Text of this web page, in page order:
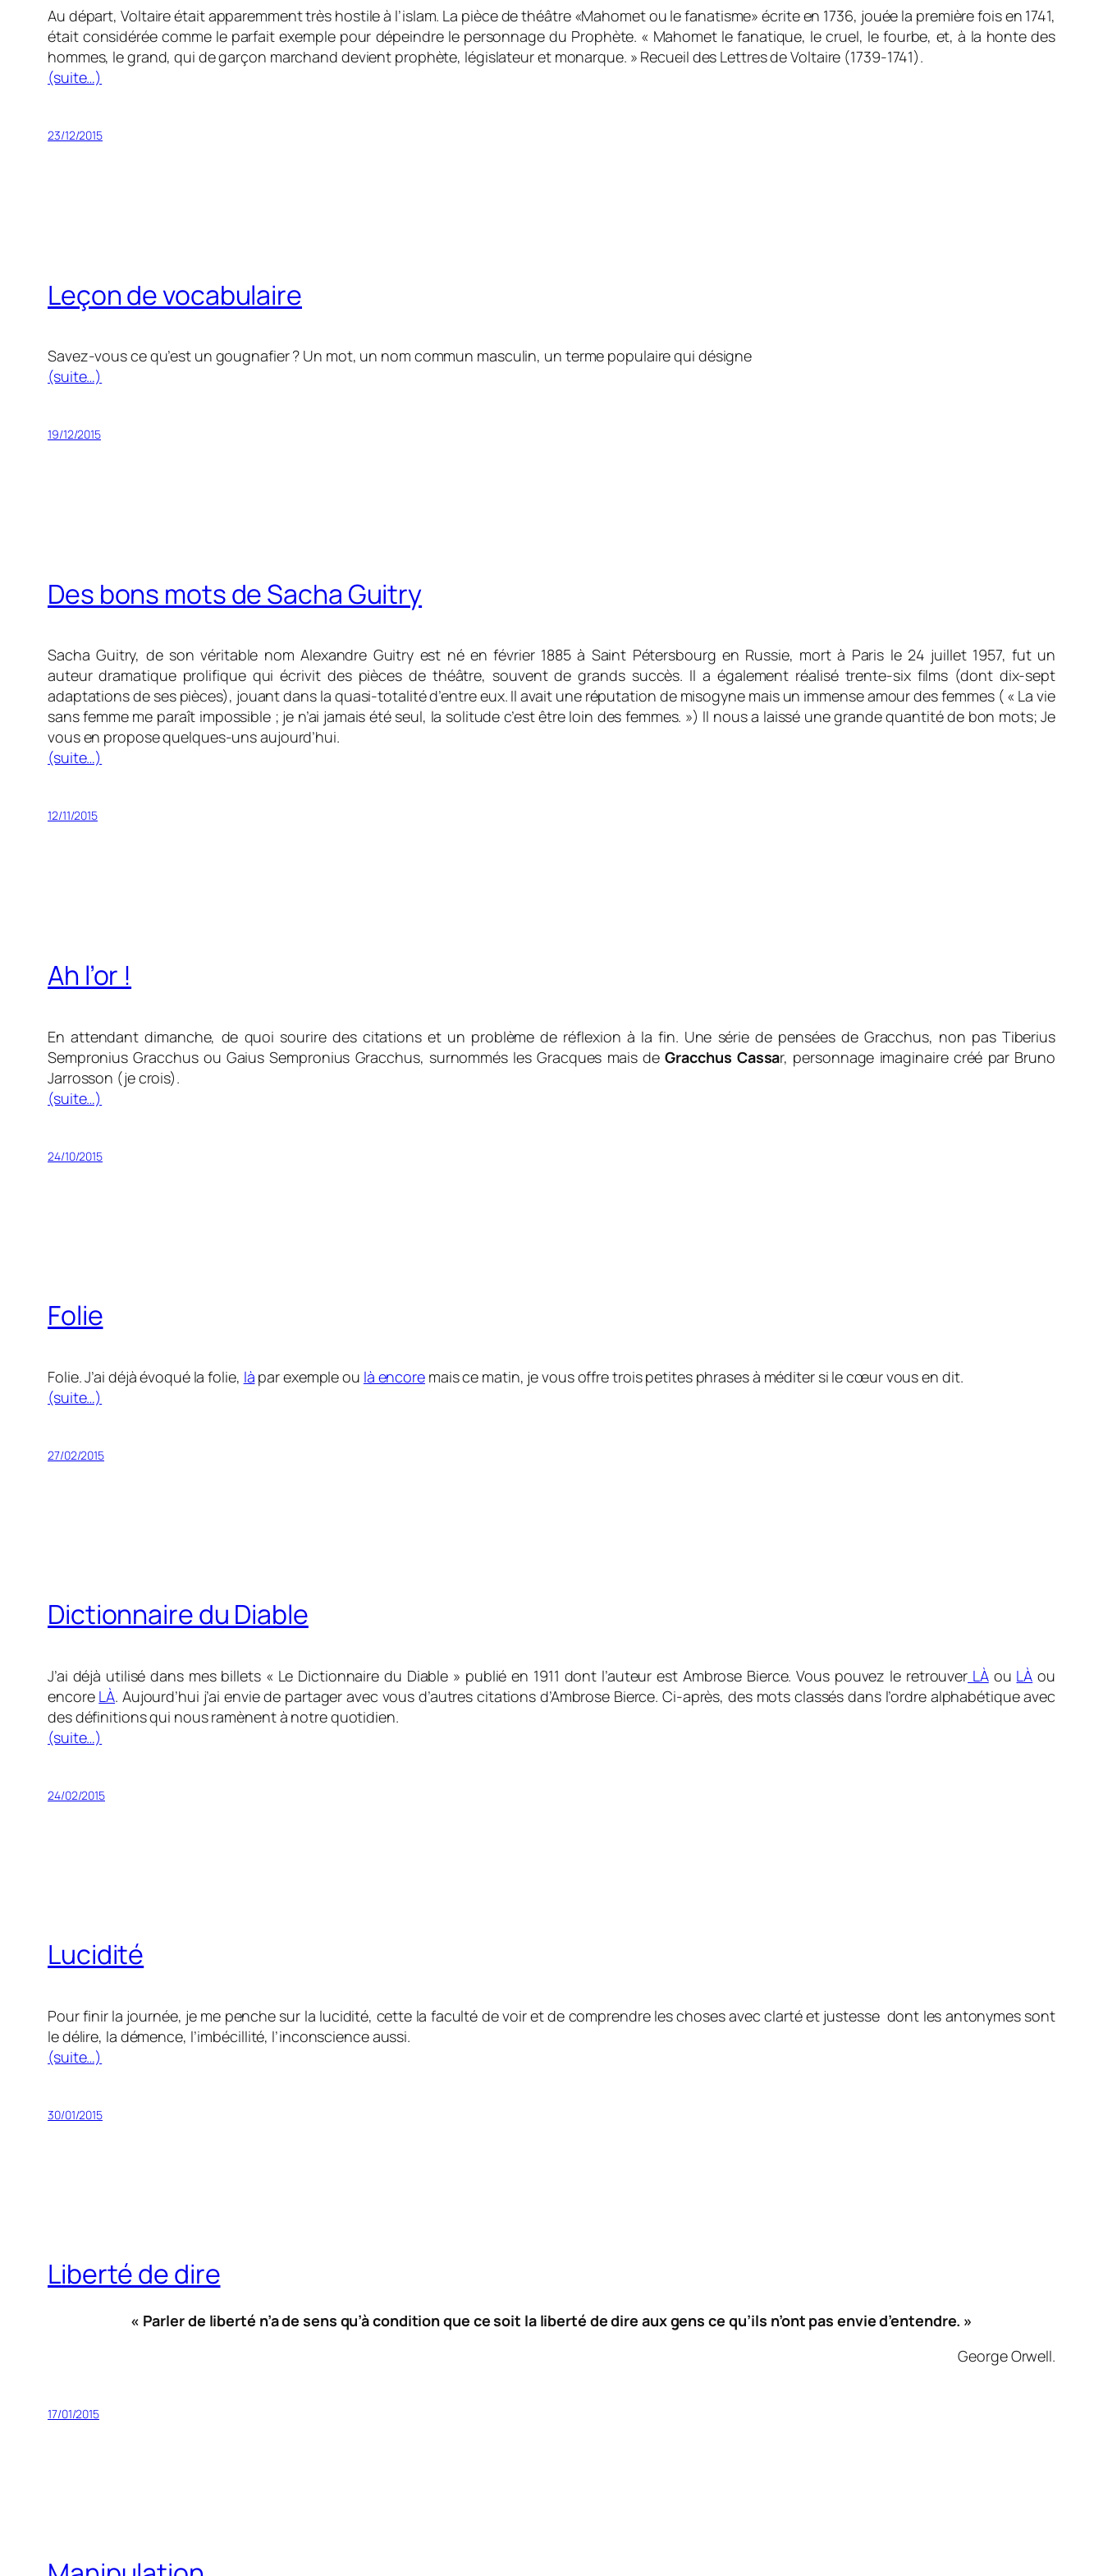
Au départ, Voltaire était apparemment très hostile à l’islam. La pièce de théâtre «Mahomet ou le fanatisme» écrite en 1736, jouée la première fois en 1741,
était considérée comme le parfait exemple pour dépeindre le personnage du Prophète. « Mahomet le fanatique, le cruel, le fourbe, et, à la honte des
hommes, le grand, qui de garçon marchand devient prophète, législateur et monarque. » Recueil des Lettres de Voltaire (1739-1741).
(suite…)
23/12/2015
Leçon de vocabulaire
Savez-vous ce qu’est un gougnafier ? Un mot, un nom commun masculin, un terme populaire qui désigne
(suite…)
19/12/2015
Des bons mots de Sacha Guitry
Sacha Guitry, de son véritable nom Alexandre Guitry est né en février 1885 à Saint Pétersbourg en Russie, mort à Paris le 24 juillet 1957, fut un
auteur dramatique prolifique qui écrivit des pièces de théâtre, souvent de grands succès. Il a également réalisé trente-six films (dont dix-sept
adaptations de ses pièces), jouant dans la quasi-totalité d’entre eux. Il avait une réputation de misogyne mais un immense amour des femmes ( « La vie
sans femme me paraît impossible ; je n’ai jamais été seul, la solitude c’est être loin des femmes. ») Il nous a laissé une grande quantité de bon mots; Je
vous en propose quelques-uns aujourd’hui.
(suite…)
12/11/2015
Ah l’or !
En attendant dimanche, de quoi sourire des citations et un problème de réflexion à la fin. Une série de pensées de Gracchus, non pas Tiberius
Sempronius Gracchus ou Gaius Sempronius Gracchus, surnommés lesGracques mais deGracchus Cassar, personnage imaginaire créé par Bruno
Jarrosson (je crois).
(suite…)
24/10/2015
Folie
Folie. J’ai déjà évoqué la folie, là par exemple ou là encoremais ce matin, je vous offre trois petites phrases à méditer si le cœur vous en dit.
(suite…)
27/02/2015
Dictionnaire du Diable
J’ai déjà utilisé dans mes billets « Le Dictionnaire du Diable » publié en 1911 dont l’auteur est Ambrose Bierce. Vous pouvez le retrouver LÀou LÀ ou
encore LÀ. Aujourd’hui j’ai envie de partager avec vous d’autres citations d’Ambrose Bierce. Ci-après, des mots classés dans l’ordre alphabétique avec
des définitions qui nous ramènent à notre quotidien.
(suite…)
24/02/2015
Lucidité
Pour finir la journée, je me penche sur la lucidité, cette la faculté de voir et de comprendre les choses avec clarté et justesse dont les antonymes sont
le délire, la démence, l’imbécillité, l’inconscience aussi.
(suite…)
30/01/2015
Liberté de dire
« Parler de liberté n’a de sens qu’à condition que ce soit la liberté de dire aux gens ce qu’ils n’ont pas envie d’entendre. »
George Orwell.
17/01/2015